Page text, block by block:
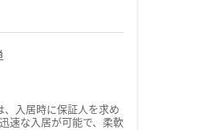
入居時に保証人を求め
速な入居が可能で、柔軟